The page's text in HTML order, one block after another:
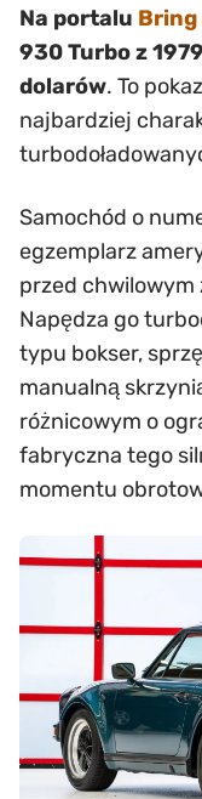
Na portalu Bring
930 Turbo z
dolarów. To
najbardziej
Samochód o
egzemplarz
przed chwilowym
Napędza go
typu bokser,
manualną
różnicowym o
fabryczna tego
momentu